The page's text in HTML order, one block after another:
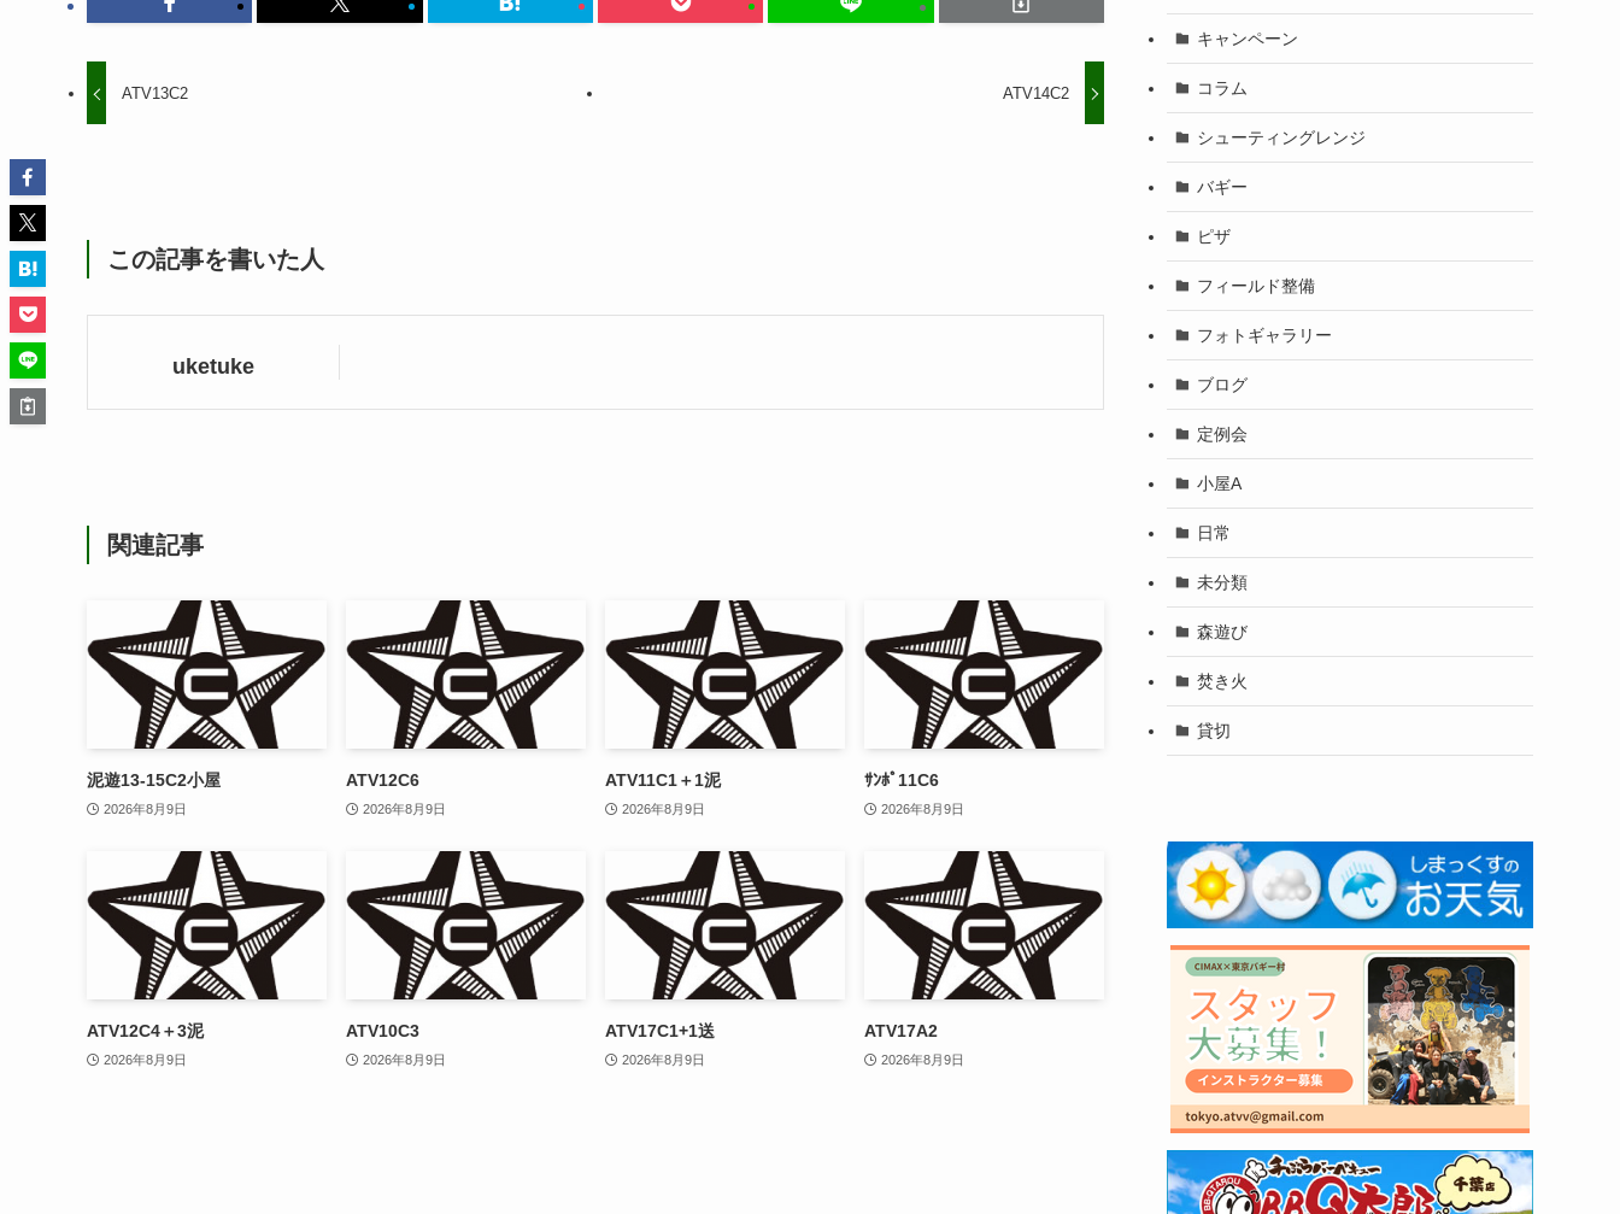
ATV13C2 ATV14C2
この記事を書いた人
uketuke
関連記事
泥遊13-15C2小屋
2026年8月9日
ATV12C6
2026年8月9日
ATV11C1＋1泥
2026年8月9日
ｻﾝﾎﾟ11C6
2026年8月9日
ATV12C4＋3泥
2026年8月9日
ATV10C3
2026年8月9日
ATV17C1+1送
2026年8月9日
ATV17A2
2026年8月9日
キャンペーン
コラム
シューティングレンジ
バギー
ピザ
フィールド整備
フォトギャラリー
ブログ
定例会
小屋A
日常
未分類
森遊び
焚き火
貸切